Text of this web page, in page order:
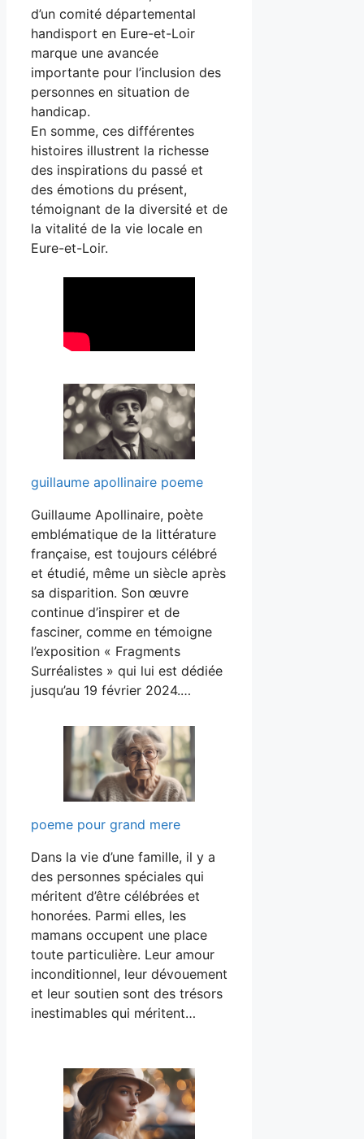
d’un comité départemental
handisport en Eure-et-Loir
marque une avancée
importante pour l’inclusion des
personnes en situation de
handicap.
En somme, ces différentes
histoires illustrent la richesse
des inspirations du passé et
des émotions du présent,
témoignant de la diversité et de
la vitalité de la vie locale en
Eure-et-Loir.
guillaume apollinaire poeme
Guillaume Apollinaire, poète
emblématique de la littérature
française, est toujours célébré
et étudié, même un siècle après
sa disparition. Son œuvre
continue d’inspirer et de
fasciner, comme en témoigne
l’exposition « Fragments
Surréalistes » qui lui est dédiée
jusqu’au 19 février 2024.…
poeme pour grand mere
Dans la vie d’une famille, il y a
des personnes spéciales qui
méritent d’être célébrées et
honorées. Parmi elles, les
mamans occupent une place
toute particulière. Leur amour
inconditionnel, leur dévouement
et leur soutien sont des trésors
inestimables qui méritent…